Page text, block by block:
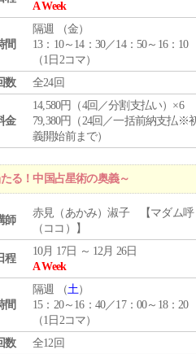
A Week
間
隔週 （金）
13：10～14：30／14：50～16：10
（1日2コマ）
数
全24回
金
14,580円（4回／分割支払い）×6
79,380円（24回／一括前納支払※
義開始前まで）
る！中国占星術の奥義～
師
赤見（あかみ）淑子 【マダム呼
（ココ）】
程
10月 17日 ～ 12月 26日
A Week
間
隔週 （土）
15：20～16：40／17：00～18：20
（1日2コマ）
数
全12回